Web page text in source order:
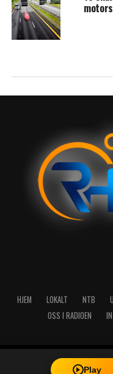
HJEM LOKALT NTB
OSS I RADIOEN
Copyright © 2026 A-
Play